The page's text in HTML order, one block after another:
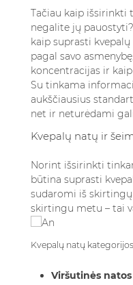
4.3. Pavyzdžių ir
5. Išvados
6. Dažniausiai
6.1. Kaip
perkant juos
6.2. Ką reiškia
6.3. Kaip
internetu?
neužuodus?
6.5. Kaip
žmogui?
Tačiau kaip išsirinkti
negalite jų
kaip suprasti
pagal savo
koncentracijas ir
Su tinkama
aukščiausius
net ir neturėdami
Kvepalų natų ir
Norint išsirinkti
būtina suprasti
sudaromi iš
skirtingu metu – tai
Kvepalų natų kategorijos
Viršutinės natos